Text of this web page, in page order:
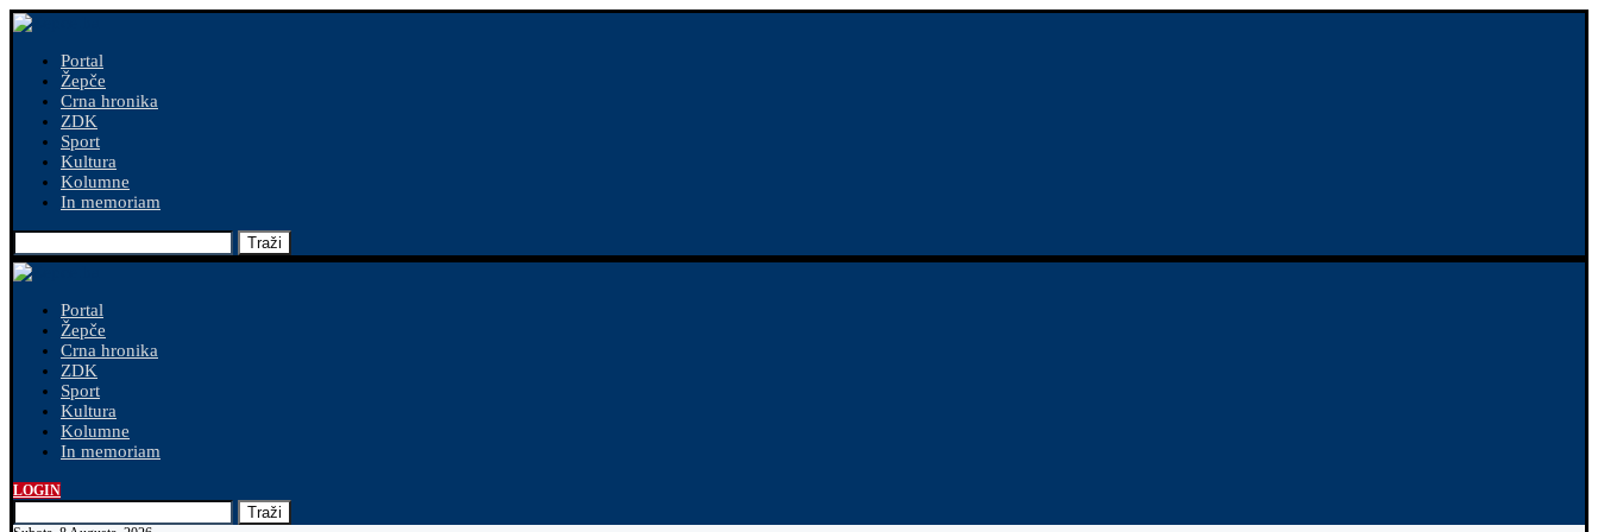
Portal
Žepče
Crna hronika
ZDK
Sport
Kultura
Kolumne
In memoriam
Traži
Portal
Žepče
Crna hronika
ZDK
Sport
Kultura
Kolumne
In memoriam
LOGIN
Traži